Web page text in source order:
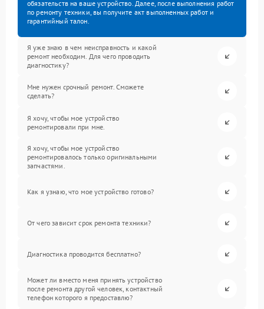
обязательств на ваше устройство. Далее, после выполнения работ
по ремонту техники, вы получите акт выполненных работ и
гарантийный талон.
Я уже знаю в чем неисправность и какой
ремонт необходим. Для чего проводить
диагностику?
Мне нужен срочный ремонт. Сможете
сделать?
Я хочу, чтобы мое устройство
ремонтировали при мне.
Я хочу, чтобы мое устройство
ремонтировалось только оригинальными
запчастями.
Как я узнаю, что мое устройство готово?
От чего зависит срок ремонта техники?
Диагностика проводится бесплатно?
Может ли вместо меня принять устройство
после ремонта другой человек, контактный
телефон которого я предоставлю?